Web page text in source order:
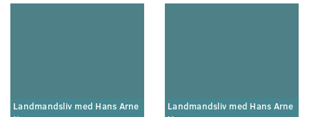
Landmandsliv med Hans Arne
Landmandsliv med Hans Arne